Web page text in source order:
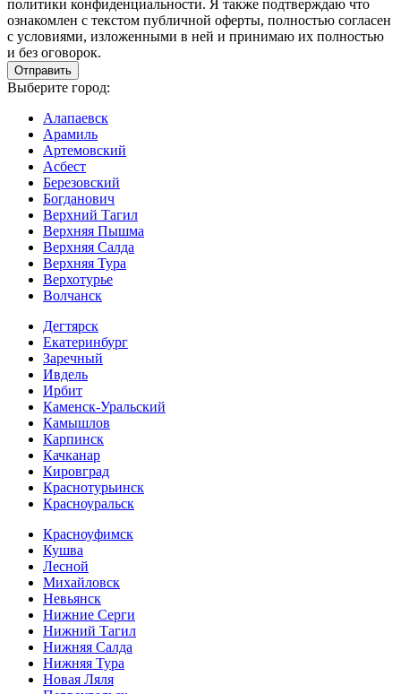
политики конфиденциальности. Я также подтверждаю что
ознакомлен с текстом публичной оферты, полностью согласен
с условиями, изложенными в ней и принимаю их полностью
и без оговорок.
Выберите город:
Алапаевск
Арамиль
Артемовский
Асбест
Березовский
Богданович
Верхний Тагил
Верхняя Пышма
Верхняя Салда
Верхняя Тура
Верхотурье
Волчанск
Дегтярск
Екатеринбург
Заречный
Ивдель
Ирбит
Каменск-Уральский
Камышлов
Карпинск
Качканар
Кировград
Краснотурьинск
Красноуральск
Красноуфимск
Кушва
Лесной
Михайловск
Невьянск
Нижние Серги
Нижний Тагил
Нижняя Салда
Нижняя Тура
Новая Ляля